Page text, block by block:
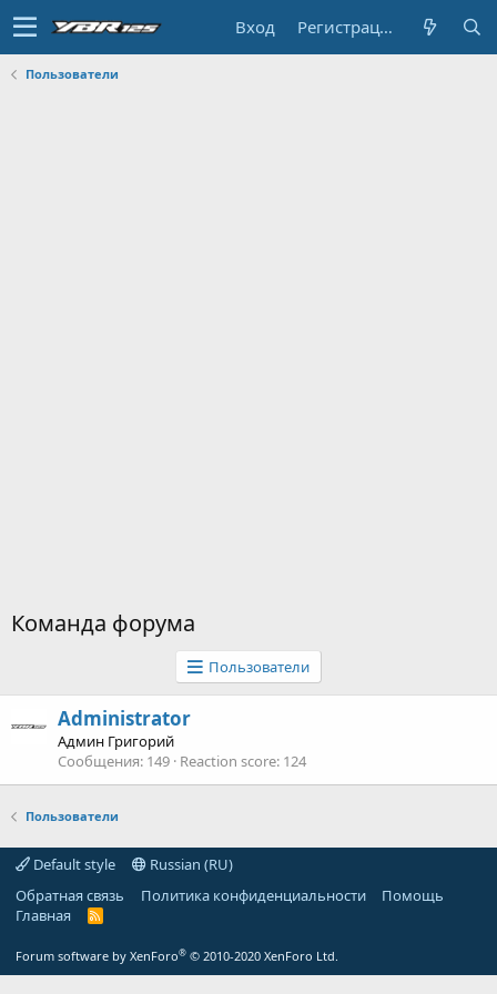
Вход Регистрация
Пользователи
Команда форума
Пользователи
Administrator
Админ Григорий
Сообщения 149 Reaction score 124
Пользователи
Default style
Russian (RU)
Обратная связь
Политика конфиденциальности
Помощь
Главная
R
Forum software by XenForo® © 2010-2020 XenForo Ltd.